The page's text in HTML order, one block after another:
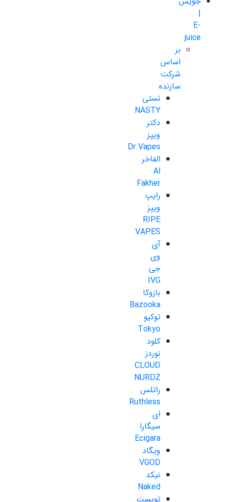
|
E-
juice
بر
اساس
شرکت
سازنده
نستی
NASTY
دکتر
ویپز
Dr.Vapes
الفاخر
Al
Fakher
رایپ
ویپز
RIPE
VAPES
آی
وی
جی
IVG
بازوکا
Bazooka
توکیو
Tokyo
کلود
نوردز
CLOUD
NURDZ
راتلس
Ruthless
ای
سیگارا
Ecigara
ویگاد
VGOD
نیکد
Naked
تویست